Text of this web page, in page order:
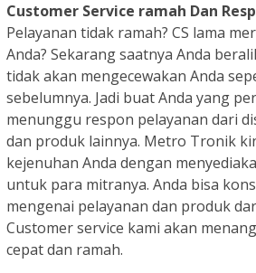
Customer Service ramah Dan
Pelayanan tidak ramah? CS lama
Anda? Sekarang saatnya Anda
tidak akan mengecewakan Anda
sebelumnya. Jadi buat Anda yang
menunggu respon pelayanan dari
dan produk lainnya. Metro Tronik
kejenuhan Anda dengan
untuk para mitranya. Anda bisa
mengenai pelayanan dan produk
Customer service kami akan
cepat dan ramah.